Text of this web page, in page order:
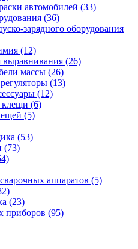
автомобилей (33)
(36)
зарядного оборудования
(12)
выравнивания (26)
массы (26)
(13)
(12)
клещи (6)
(5)
(53)
(73)
аппаратов (5)
(23)
приборов (95)